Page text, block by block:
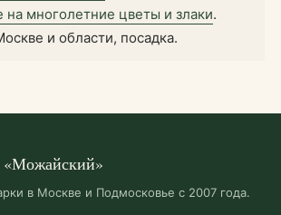
на многолетние цветы и злаки.
и области, посадка.
в Москве и Подмосковье с 2007 года.